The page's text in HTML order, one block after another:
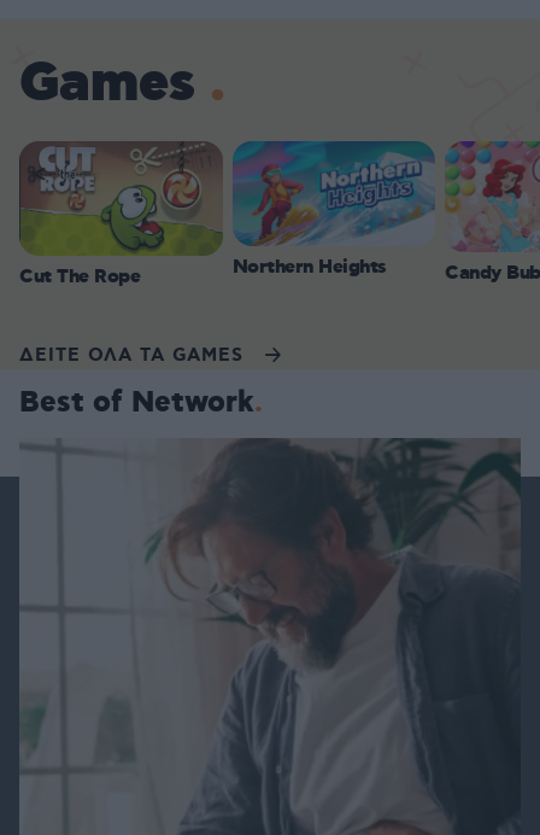
Games
Cut The Rope Northern Heights Candy
ΔΕΙΤΕ ΟΛΑ ΤΑ GAMES
Best of Network